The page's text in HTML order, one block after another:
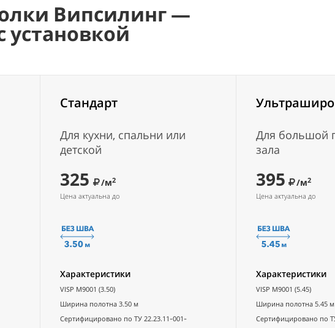
Випсилинг —
установкой
Стандарт
Для кухни, спальни или
детской
325 /м2
Цена актуальна до
Характеристики
VISP M9001 (3.50)
Ширина полотна 3.50 м
Сертифицировано по ТУ 22.23.11-001-
Для большой
зала
395 /м2
Цена актуальна до
Характеристики
VISP M9001 (5.45)
Ширина полотна 5.45 м
Сертифицировано по